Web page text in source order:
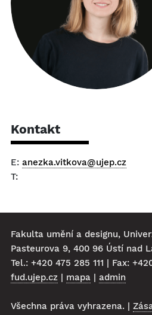
Kontakt
E: anezka.vitkova@ujep.cz
T:
Fakulta umění a designu,
Pasteurova 9, 400 96 Ústí nad
Tel.: +420 475 285 111 | Fax:
fud.ujep.cz | mapa | admin
Všechna práva vyhrazena. |